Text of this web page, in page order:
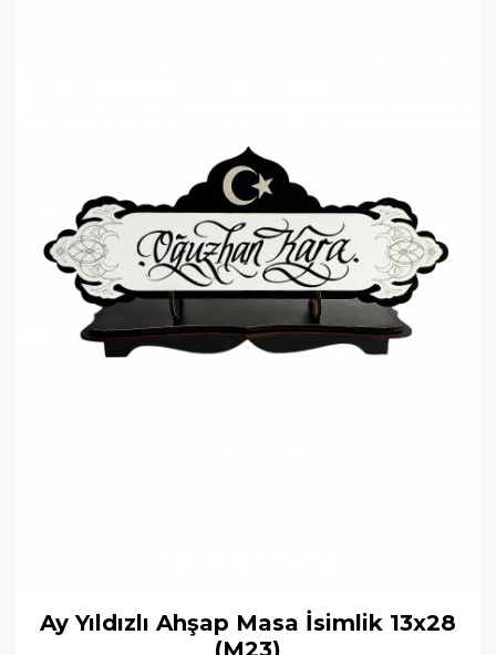
Ay Yıldızlı Ahşap Masa İsimlik 13x28
(M23)